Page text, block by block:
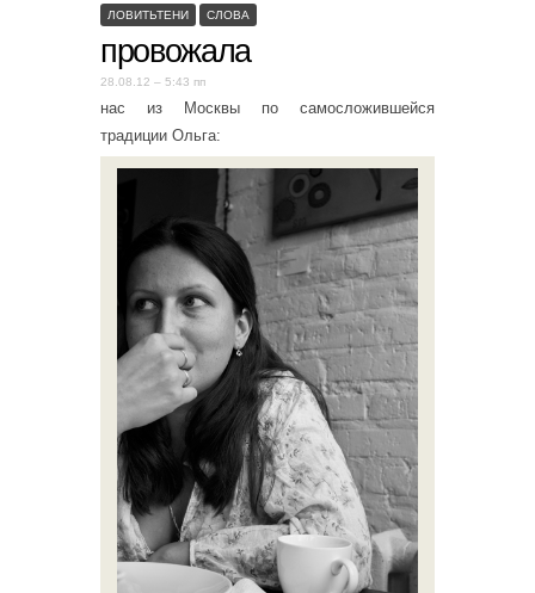
ЛОВИТЬТЕНИ СЛОВА
провожала
28.08.12 – 5:43 пп
нас из Москвы по самосложившейся
традиции Ольга: